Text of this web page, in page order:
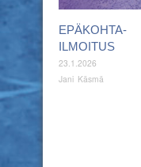
EPÄKOHTA-
ILMOITUS
23.1.2026
Jani Käsmä